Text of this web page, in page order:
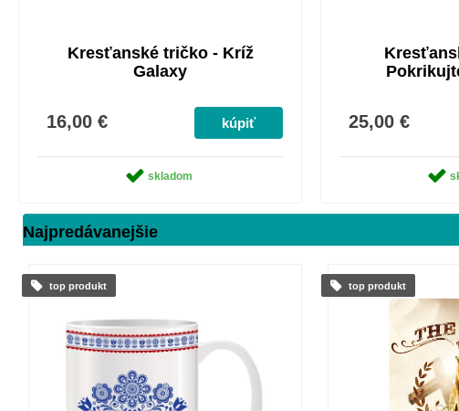
Kresťanské tričko - Kríž
Galaxy
16,00 €
skladom
25,00 €
Najpredávanejšie
top produkt top produkt